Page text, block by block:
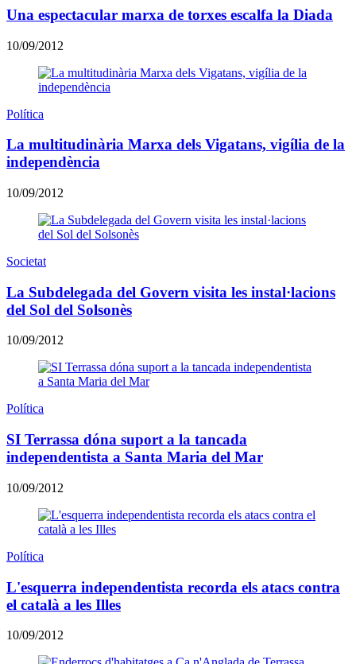
Una espectacular marxa de torxes escalfa la Diada
10/09/2012
Política
La multitudinària Marxa dels Vigatans, vigília de la
independència
10/09/2012
Societat
La Subdelegada del Govern visita les instal·lacions
del Sol del Solsonès
10/09/2012
Política
SI Terrassa dóna suport a la tancada
independentista a Santa Maria del Mar
10/09/2012
Política
L'esquerra independentista recorda els atacs contra
el català a les Illes
10/09/2012